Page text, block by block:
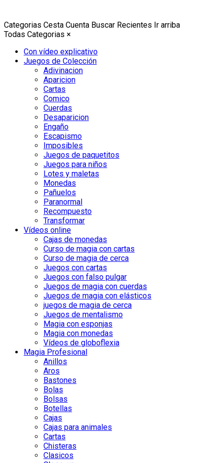
Categorias Cesta Cuenta Buscar Recientes Ir arriba
Todas Categorias ×
Con vídeo explicativo
Juegos de Colección
Adivinacion
Aparicion
Cartas
Comico
Cuerdas
Desaparicion
Engaño
Escapismo
Imposibles
Juegos de paquetitos
Juegos para niños
Lotes y maletas
Monedas
Pañuelos
Paranormal
Recompuesto
Transformar
Vídeos online
Cajas de monedas
Curso de magia con cartas
Curso de magia de cerca
Juegos con cartas
Juegos con falso pulgar
Juegos de magia con cuerdas
Juegos de magia con elásticos
juegos de magia de cerca
Juegos de mentalismo
Magia con esponjas
Magia con monedas
Vídeos de globoflexia
Magia Profesional
Anillos
Aros
Bastones
Bolas
Bolsas
Botellas
Cajas
Cajas para animales
Cartas
Chisteras
Clasicos